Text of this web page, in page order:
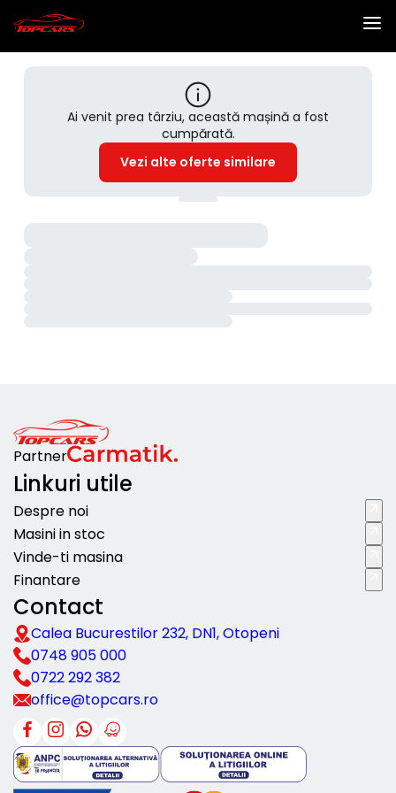
Ai venit prea târziu, această mașină a fost
cumpărată.
Vezi alte oferte similare
Partner
Linkuri utile
Despre noi
Masini in stoc
Vinde-ti masina
Finantare
Contact
Calea Bucurestilor 232, DN1, Otopeni
0748 905 000
0722 292 382
office@topcars.ro